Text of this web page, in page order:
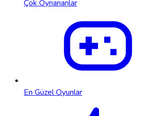
Çok Oynananlar
En Güzel Oyunlar